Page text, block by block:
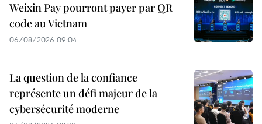
Weixin Pay pourront payer par QR
code au Vietnam
06/08/2026 09:04
La question de la confiance
représente un défi majeur de la
cybersécurité moderne